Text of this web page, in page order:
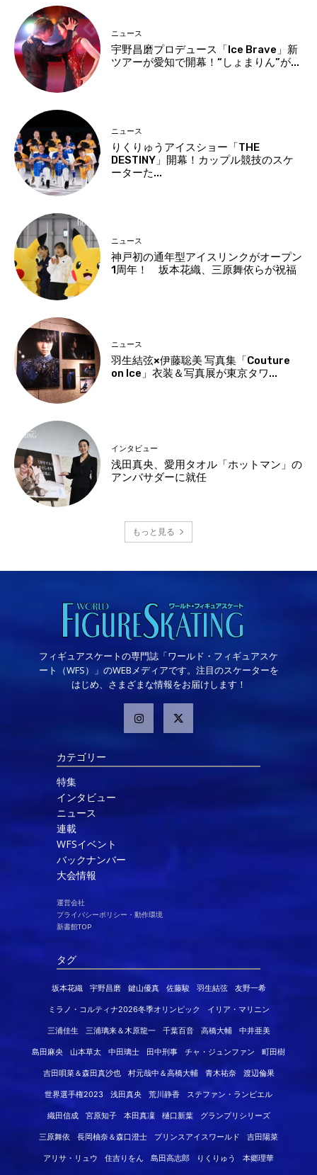
ニュース
宇野昌磨プロデュース「Ice Brave」新
ツアーが愛知で開幕！“しょまりん”が...
ニュース
りくりゅうアイスショー「THE
DESTINY」開幕！カップル競技のスケ
ーターた...
ニュース
神戸初の通年型アイスリンクがオープン
1周年！ 坂本花織、三原舞依らが祝福
ニュース
羽生結弦×伊藤聡美 写真集「Couture
on Ice」衣装＆写真展が東京タワ...
インタビュー
浅田真央、愛用タオル「ホットマン」の
アンバサダーに就任
もっと見る
フィギュアスケートの専門誌「ワールド・フィギュアスケ
ート（WFS）」のWEBメディアです。注目のスケーターを
はじめ、さまざまな情報をお届けします！
カテゴリー
特集
インタビュー
ニュース
連載
WFSイベント
バックナンバー
大会情報
運営会社
プライバシーポリシー・動作環境
新書館TOP
タグ
坂本花織 宇野昌磨 鍵山優真 佐藤駿 羽生結弦 友野一希
ミラノ・コルティナ2026冬季オリンピック イリア・マリニン
三浦佳生 三浦璃来＆木原龍一 千葉百音 高橋大輔 中井亜美
島田麻央 山本草太 中田璃士 田中刑事 チャ・ジュンファン 町田樹
吉田唄菜＆森田真沙也 村元哉中＆高橋大輔 青木祐奈 渡辺倫果
世界選手権2023 浅田真央 荒川静香 ステファン・ランビエル
織田信成 宮原知子 本田真凜 樋口新葉 グランプリシリーズ
三原舞依 長岡柚奈＆森口澄士 プリンスアイスワールド 吉田陽菜
アリサ・リュウ 住吉りをん 島田高志郎 りくりゅう 本郷理華